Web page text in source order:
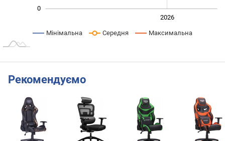
0
2026
Мінімальна Середня Максимальна
Рекомендуємо